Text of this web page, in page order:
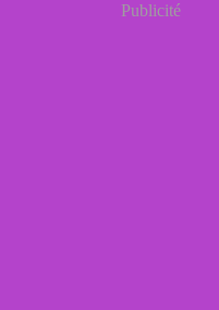
Publicité